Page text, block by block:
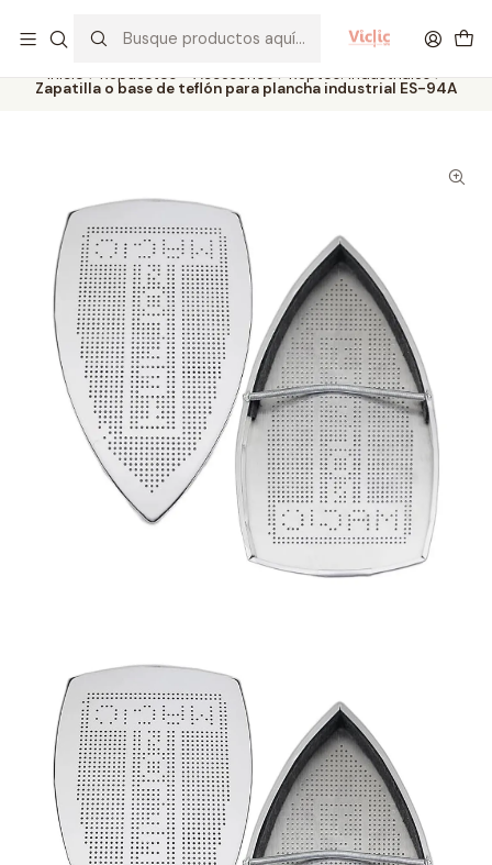
Leer más
Inicio Repuestos - Accesorios Reptos. Industriales
Zapatilla o base de teflón para plancha industrial ES-94A